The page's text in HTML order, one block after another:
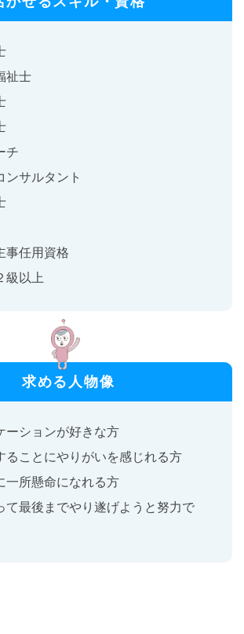
祉士
チ
ンサルタント
事任用資格
級以上
求める人物像
ーションが好きな方
ることにやりがいを感じれる方
一所懸命になれる方
て最後までやり遂げようと努力で